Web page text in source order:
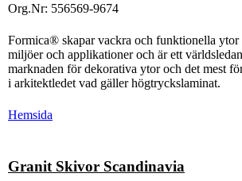
Org.Nr: 556569-9674
Formica® skapar vackra och funktionella
miljöer och applikationer och är ett
marknaden för dekorativa ytor och det mest
i arkitektledet vad gäller högtryckslaminat.
Hemsida
Granit Skivor Scandinavia